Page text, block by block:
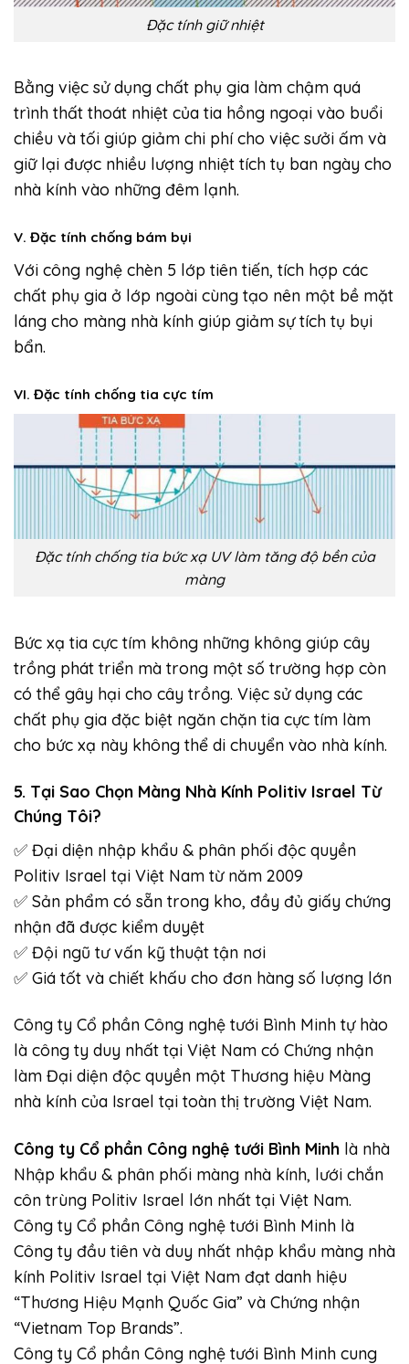
Đặc tính giữ nhiệt
Bằng việc sử dụng chất phụ gia làm chậm quá
trình thất thoát nhiệt của tia hồng ngoại vào buổi
chiều và tối giúp giảm chi phí cho việc sưởi ấm và
giữ lại được nhiều lượng nhiệt tích tụ ban ngày cho
nhà kính vào những đêm lạnh.
V. Đặc tính chống bám bụi
Với công nghệ chèn 5 lớp tiên tiến, tích hợp các
chất phụ gia ở lớp ngoài cùng tạo nên một bề mặt
láng cho màng nhà kính giúp giảm sự tích tụ bụi
bẩn.
VI. Đặc tính chống tia cực tím
Đặc tính chống tia bức xạ UV làm tăng độ bền của
màng
Bức xạ tia cực tím không những không giúp cây
trồng phát triển mà trong một số trường hợp còn
có thể gây hại cho cây trồng. Việc sử dụng các
chất phụ gia đặc biệt ngăn chặn tia cực tím làm
cho bức xạ này không thể di chuyển vào nhà kính.
5. Tại Sao Chọn Màng Nhà Kính Politiv Israel Từ
Chúng Tôi?
✅ Đại diện nhập khẩu & phân phối độc quyền
Politiv Israel tại Việt Nam từ năm 2009
✅ Sản phẩm có sẵn trong kho, đầy đủ giấy chứng
nhận đã được kiểm duyệt
✅ Đội ngũ tư vấn kỹ thuật tận nơi
✅ Giá tốt và chiết khấu cho đơn hàng số lượng lớn
Công ty Cổ phần Công nghệ tưới Bình Minh tự hào
là công ty duy nhất tại Việt Nam có Chứng nhận
làm Đại diện độc quyền một Thương hiệu Màng
nhà kính của Israel tại toàn thị trường Việt Nam.
Công ty Cổ phần Công nghệ tưới Bình Minh là nhà
Nhập khẩu & phân phối màng nhà kính, lưới chắn
côn trùng Politiv Israel lớn nhất tại Việt Nam.
Công ty Cổ phần Công nghệ tưới Bình Minh là
Công ty đầu tiên và duy nhất nhập khẩu màng nhà
kính Politiv Israel tại Việt Nam đạt danh hiệu
“Thương Hiệu Mạnh Quốc Gia” và Chứng nhận
“Vietnam Top Brands”.
Công ty Cổ phần Công nghệ tưới Bình Minh cung